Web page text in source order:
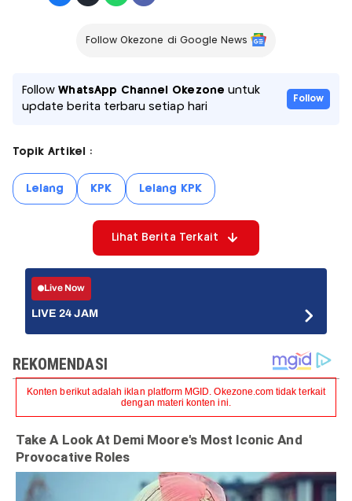
Follow Okezone di Google News
FollowWhatsApp Channel Okezone untuk
update berita terbaru setiap hari
Follow
Topik Artikel :
Lelang KPK Lelang KPK
Lihat Berita Terkait
Live Now
LIVE 24 JAM